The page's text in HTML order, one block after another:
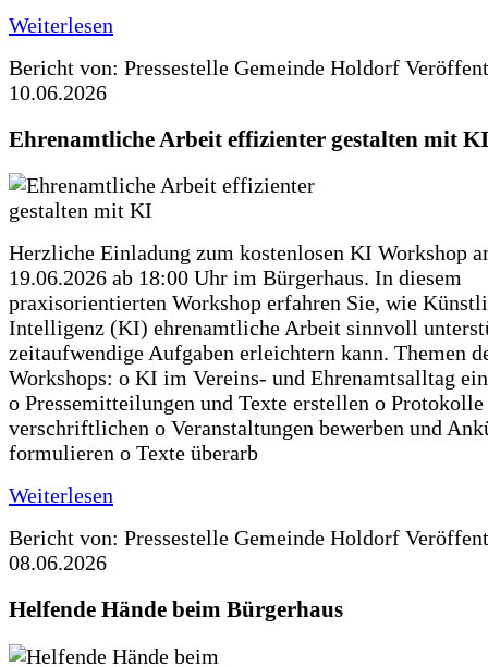
Weiterlesen
Bericht von: Pressestelle Gemeinde Holdorf
10.06.2026
Ehrenamtliche Arbeit effizienter gestalten mit KI
Herzliche Einladung zum kostenlosen KI Workshop
19.06.2026 ab 18:00 Uhr im Bürgerhaus. In diesem
praxisorientierten Workshop erfahren Sie, wie
Intelligenz (KI) ehrenamtliche Arbeit sinnvoll
zeitaufwendige Aufgaben erleichtern kann. Themen
Workshops: o KI im Vereins- und Ehrenamtsalltag
o Pressemitteilungen und Texte erstellen o
verschriftlichen o Veranstaltungen bewerben und
formulieren o Texte überarb
Weiterlesen
Bericht von: Pressestelle Gemeinde Holdorf
08.06.2026
Helfende Hände beim Bürgerhaus